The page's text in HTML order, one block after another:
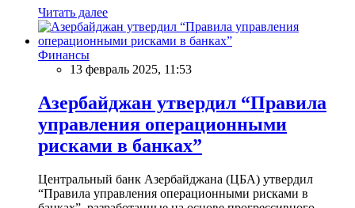
Читать далее
Финансы
13 февраль 2025, 11:53
Азербайджан утвердил “Правила
управления операционными
рисками в банках”
Центральный банк Азербайджана (ЦБА) утвердил
“Правила управления операционными рисками в